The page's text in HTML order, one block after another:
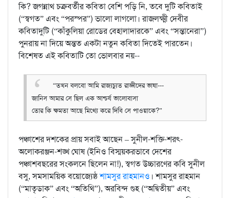
কি? জগন্নাথ চক্রবর্তীর কবিতা বেশি পড়ি নি, তবে দুটি কবিতাই
(“স্বগত” এবং “পরস্পর”) ভালো লাগলো। রাজলক্ষ্মী দেবীর
কবিতাদুটি (“কাঁকুলিয়া রোডের বেহালাদারকে” এবং “সন্তানেরা”)
পুনরায় না দিয়ে অন্তত একটা নতুন কবিতা দিতেই পারতেন।
বিশেষত এই কবিতাটি তো ভোলবার নয়--
“তখন বলবো আমি রাজ্যচ্যুত রাজ্ঞীদের ভাষা---
জানিস আমার সে ছিল এক আশ্চর্য ভালোবাসা
তোর কি ক্ষমতা আছে মিথ্যে করে দিবি সে পাওয়াকে?”
পঞ্চাশের দশকের প্রায় সবাই আছেন – সুনীল-শক্তি-শরৎ-
অলোকরঞ্জন-শঙ্খ ঘোষ (ইনিও বিস্ময়করভাবে দেশের
পঞ্চাশবছরের সংকলনে ছিলেন না!), স্বগত উচ্চারণের কবি সুনীল
বসু, সমসাময়িক বয়োজ্যেষ্ঠশামসুর রাহমানও । শামসুর রাহমান
(“মাতৃডাক” এবং “অতিথি”), অরবিন্দ গুহ (“অদ্বিতীয়” এবং